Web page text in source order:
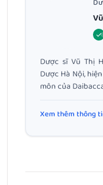
Dược sĩ Vũ Thị
Dược Hà Nội,
môn của
Xem thêm thông